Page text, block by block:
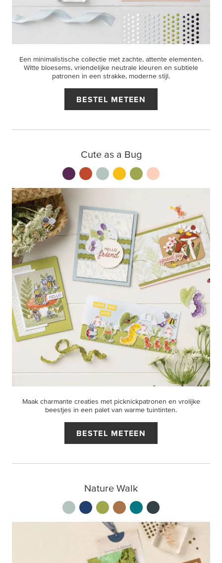
Een minimalistische collectie met zachte, attente elementen.
Witte bloesems, vriendelijke neutrale kleuren en subtiele
patronen in een strakke, moderne stijl.
BESTEL METEEN
Cute as a Bug
Maak charmante creaties met picknickpatronen en vrolijke
beestjes in een palet van warme tuintinten.
BESTEL METEEN
Nature Walk